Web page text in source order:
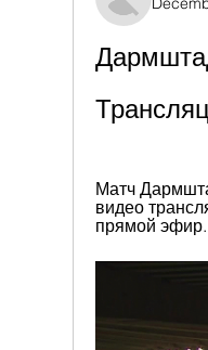
Матч
видео
прямой эфир.